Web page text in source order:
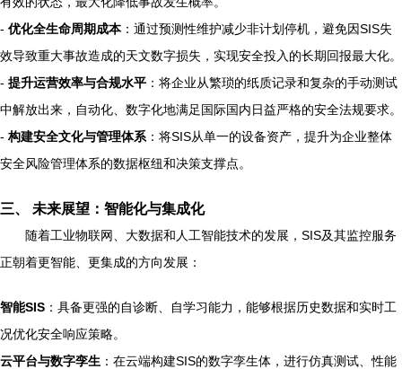
- 优化全生命周期成本：通过预测性维护减少非计划停机，避免因SIS失
效导致重大事故造成的天文数字损失，实现安全投入的长期回报最大化。
- 提升运营效率与合规水平 ：将企业从繁琐的纸质记录和复杂的手动测试
中解放出来，自动化、数字化地满足国际国内日益严格的安全法规要求。
- 构建安全文化与管理体系 ：将SIS从单一的设备资产，提升为企业整体
安全风险管理体系的数据枢纽和决策支撑点。
三、 未来展望：智能化与集成化
随着工业物联网、大数据和人工智能技术的发展，SIS及其监控服务
正朝着更智能、更集成的方向发展：
智能SIS ：具备更强的自诊断、自学习能力，能够根据历史数据和实时工
况优化安全响应策略。
云平台与数字孪生 ：在云端构建SIS的数字孪生体，进行仿真测试、性能